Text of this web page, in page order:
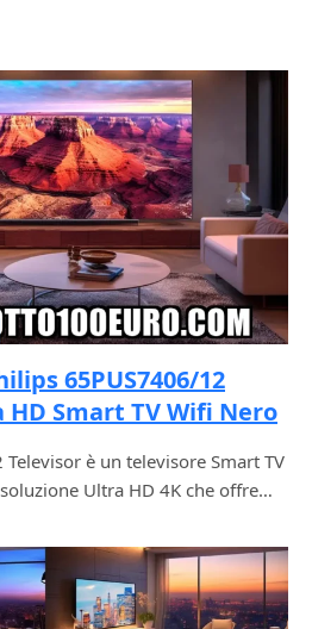
65PUS7406/12
HD Smart TV Wifi Nero
è un televisore Smart TV
Ultra HD 4K che offre…